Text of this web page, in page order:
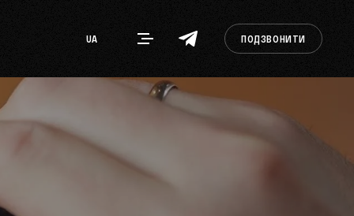
UA ПОДЗВОНИТИ